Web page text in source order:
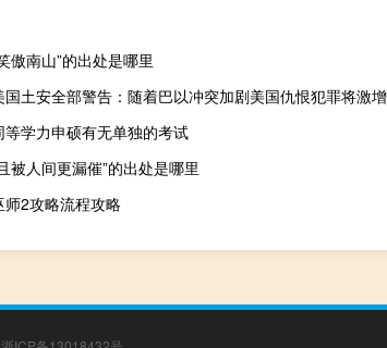
傲南山”的出处是哪里
国土安全部警告：随着巴以冲突加剧美国仇恨犯罪将激增
等学力申硕有无单独的考试
被人间更漏催”的出处是哪里
师2攻略流程攻略